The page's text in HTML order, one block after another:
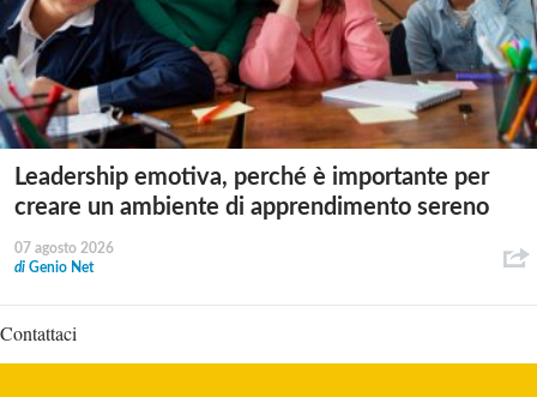
Leadership emotiva, perché è importante per
creare un ambiente di apprendimento sereno
07 agosto 2026
di Genio Net
Contattaci